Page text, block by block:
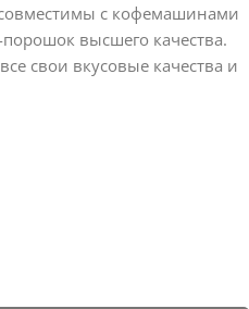
с кофемашинами
порошок высшего качества.
свои вкусовые качества и